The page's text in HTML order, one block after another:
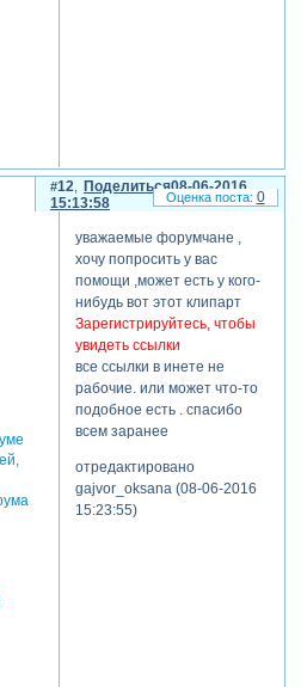
Поделиться
12
08-06-2016
15:13:58
уважаемые форумчане ,
хочу попросить у вас
помощи ,может есть у кого-
нибудь вот этот клипарт
Зарегистрируйтесь, чтобы
увидеть ссылки
все ссылки в инете не
рабочие. или может что-то
подобное есть . спасибо
всем заранее
отредактировано
gajvor_oksana (08-06-2016
15:23:55)
0